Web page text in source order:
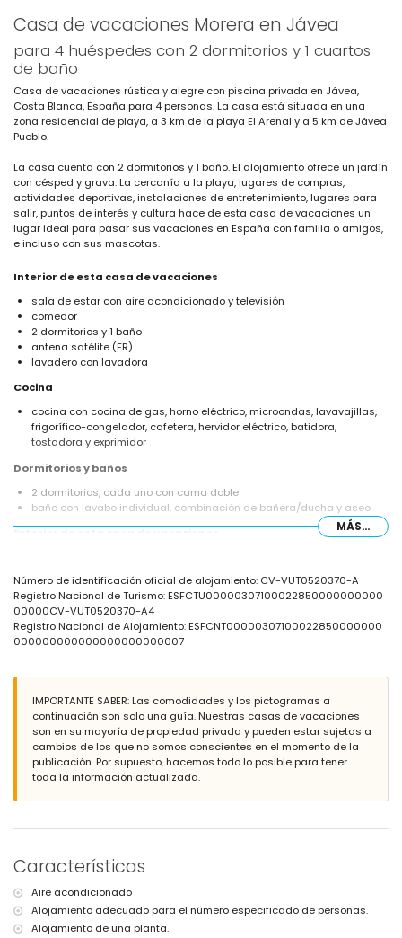
Casa de vacaciones Morera en Jávea
para 4 huéspedes con 2 dormitorios y 1 cuartos
de baño
Casa de vacaciones rústica y alegre con piscina privada en Jávea,
Costa Blanca, España para 4 personas. La casa está situada en una
zona residencial de playa, a 3 km de la playa El Arenal y a 5 km de Jávea
Pueblo.
La casa cuenta con 2 dormitorios y 1 baño. El alojamiento ofrece un jardín
con césped y grava. La cercanía a la playa, lugares de compras,
actividades deportivas, instalaciones de entretenimiento, lugares para
salir, puntos de interés y cultura hace de esta casa de vacaciones un
lugar ideal para pasar sus vacaciones en España con familia o amigos,
e incluso con sus mascotas.
Interior de esta casa de vacaciones
sala de estar con aire acondicionado y televisión
comedor
2 dormitorios y 1 baño
antena satélite (FR)
lavadero con lavadora
Cocina
cocina con cocina de gas, horno eléctrico, microondas, lavavajillas,
frigorífico-congelador, cafetera, hervidor eléctrico, batidora,
tostadora y exprimidor
Dormitorios y baños
2 dormitorios, cada uno con cama doble
baño con lavabo individual, combinación de bañera/ducha y aseo
jardín con césped y grava y muebles de jardín con tumbonas
terraza cubierta
barbacoa
ducha exterior
zona de estar al aire libre y zona de comedor exterior
pueblo más cercano: Jávea Pueblo (a menos de 5 kilómetros del
alojamiento)
orilla o ribera más cercana: Granadella (a menos de 3 kilómetros del
alojamiento)
playa más cercana: El Arenal (a menos de 3 kilómetros del
puerto más cercano: Aduanas del Mar (a menos de 5 kilómetros del
aeropuerto más cercano: Alicante (a menos de 100 kilómetros del
segundo aeropuerto más cercano: Valencia (> 100 kilómetros)
se admiten mascotas
El alojamiento es muy adecuado para familias con niños
MÁS...
Número de identificación oficial de alojamiento: CV-VUT0520370-A
Registro Nacional de Turismo: ESFCTU00000307100022850000000000
00000CV-VUT0520370-A4
Registro Nacional de Alojamiento: ESFCNT00000307100022850000000
000000000000000000000007
IMPORTANTE SABER: Las comodidades y los pictogramas a
continuación son solo una guía. Nuestras casas de vacaciones
son en su mayoría de propiedad privada y pueden estar sujetas a
cambios de los que no somos conscientes en el momento de la
publicación. Por supuesto, hacemos todo lo posible para tener
toda la información actualizada.
Características
Aire acondicionado
Alojamiento adecuado para el número especificado de personas.
Alojamiento de una planta.